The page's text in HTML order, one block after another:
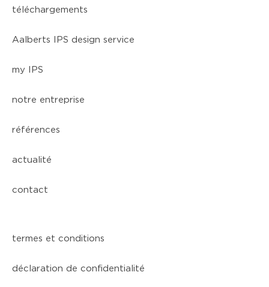
téléchargements
Aalberts IPS design service
my IPS
notre entreprise
références
actualité
contact
termes et conditions
déclaration de confidentialité